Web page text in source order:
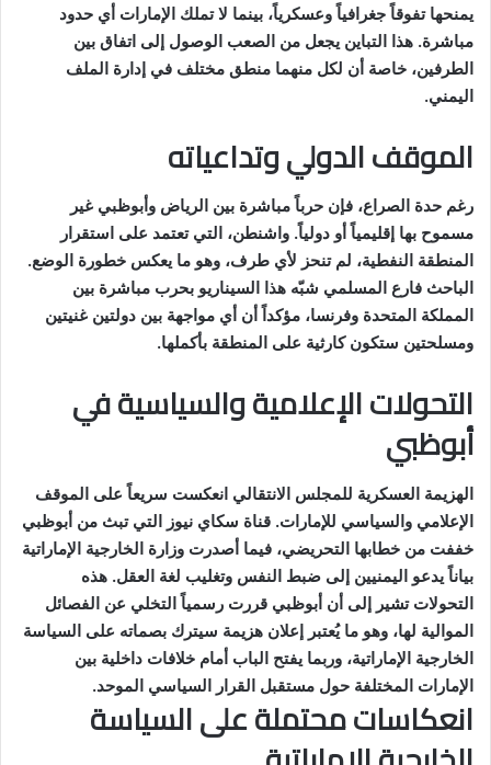
يمنحها تفوقاً جغرافياً وعسكرياً، بينما لا تملك الإمارات أي حدود
مباشرة. هذا التباين يجعل من الصعب الوصول إلى اتفاق بين
الطرفين، خاصة أن لكل منهما منطق مختلف في إدارة الملف
اليمني.
الموقف الدولي وتداعياته
رغم حدة الصراع، فإن حرباً مباشرة بين الرياض وأبوظبي غير
مسموح بها إقليمياً أو دولياً. واشنطن، التي تعتمد على استقرار
المنطقة النفطية، لم تنحز لأي طرف، وهو ما يعكس خطورة الوضع.
الباحث فارع المسلمي شبّه هذا السيناريو بحرب مباشرة بين
المملكة المتحدة وفرنسا، مؤكداً أن أي مواجهة بين دولتين غنيتين
ومسلحتين ستكون كارثية على المنطقة بأكملها.
التحولات الإعلامية والسياسية في
أبوظبي
الهزيمة العسكرية للمجلس الانتقالي انعكست سريعاً على الموقف
الإعلامي والسياسي للإمارات. قناة سكاي نيوز التي تبث من أبوظبي
خففت من خطابها التحريضي، فيما أصدرت وزارة الخارجية الإماراتية
بياناً يدعو اليمنيين إلى ضبط النفس وتغليب لغة العقل. هذه
التحولات تشير إلى أن أبوظبي قررت رسمياً التخلي عن الفصائل
الموالية لها، وهو ما يُعتبر إعلان هزيمة سيترك بصماته على السياسة
الخارجية الإماراتية، وربما يفتح الباب أمام خلافات داخلية بين
الإمارات المختلفة حول مستقبل القرار السياسي الموحد.
انعكاسات محتملة على السياسة